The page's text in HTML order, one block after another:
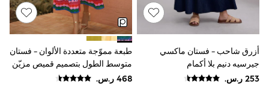
Joggers
adidas
Nike
All Girls Schoolwear
Shoes
Dresses
Trousers
أزرق شاحب - فستان ماكسي
جيرسيه دنيم بلا أكمام
طبعة مموّجة متعددة الألوان - فستان
متوسط الطول بتصميم قميص مزيّن